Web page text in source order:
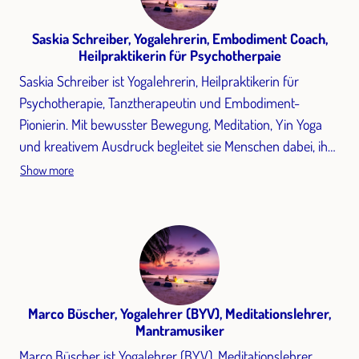
bodenständig und mit offenem Herzen.
Saskia Schreiber, Yogalehrerin, Embodiment Coach,
Heilpraktikerin für Psychotherpaie
Saskia Schreiber ist Yogalehrerin, Heilpraktikerin für
Psychotherapie, Tanztherapeutin und Embodiment-
Pionierin. Mit bewusster Bewegung, Meditation, Yin Yoga
und kreativem Ausdruck begleitet sie Menschen dabei, ihr
Potenzial zu entfalten und ein authentisches, resilientes
Show more
Marco Büscher, Yogalehrer (BYV), Meditationslehrer,
Mantramusiker
Marco Büscher ist Yogalehrer (BYV), Meditationslehrer,